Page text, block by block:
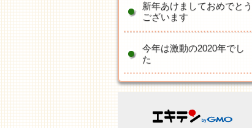
新年あけましておめでとう
ございます
今年は激動の2020年でし
た